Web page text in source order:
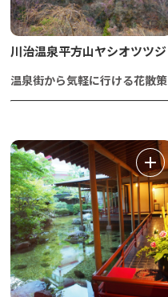
川治温泉平方山ヤシオツツジ
温泉街から気軽に行ける花散策